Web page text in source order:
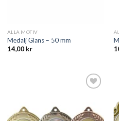
ALLA MOTIV
Medalj Glans – 50 mm
14,00 kr